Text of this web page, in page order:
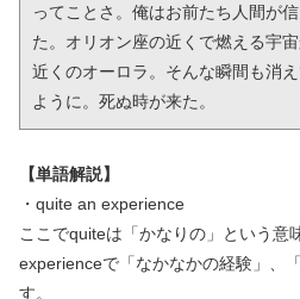
ってことさ。俺はお前たち人間が
た。オリオン座の近くで燃える宇
近くのオーロラ。そんな瞬間も消
ように。死ぬ時が来た。
【単語解説】
・quite an experience
ここでquiteは「かなりの」という意
experienceで「なかなかの経験」、
す。